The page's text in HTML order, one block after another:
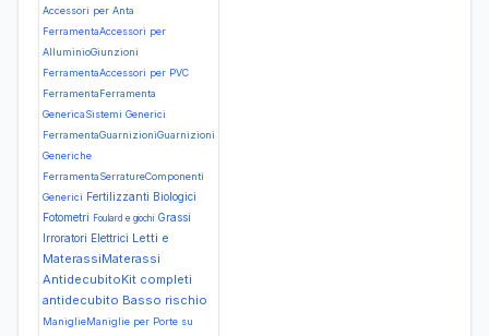
Accessori per Anta
FerramentaAccessori per
AlluminioGiunzioni
FerramentaAccessori per PVC
FerramentaFerramenta
GenericaSistemi Generici
FerramentaGuarnizioniGuarnizioni
Generiche
FerramentaSerratureComponenti
Generici Fertilizzanti Biologici
Fotometri Foulard e giochi Grassi
Irroratori Elettrici Letti e
MaterassiMaterassi
AntidecubitoKit completi
antidecubito Basso rischio
ManiglieManiglie per Porte su